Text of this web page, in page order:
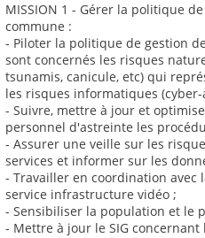
MISSION 1 - Gérer la politique
commune :
- Piloter la politique de gestion
sont concernés les risques
tsunamis, canicule, etc) qui
les risques informatiques
- Suivre, mettre à jour et
personnel d'astreinte les
- Assurer une veille sur les
services et informer sur les
- Travailler en coordination avec
service infrastructure vidéo ;
- Sensibiliser la population et le
- Mettre à jour le SIG